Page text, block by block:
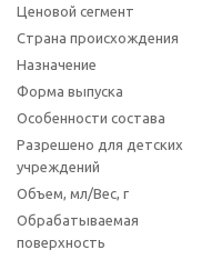
Ценовой сегмент
Страна происхождения
Назначение
Форма выпуска
Особенности состава
Разрешено для детских
учреждений
Объем, мл/Вес, г
Обрабатываемая
поверхность